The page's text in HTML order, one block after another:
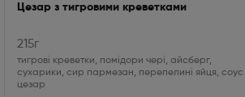
Цезар з тигровими креветками
215г
тигрові креветки, помідори чері, айсберг,
сухарики, сир пармезан, перепелині яйця, соус
цезар